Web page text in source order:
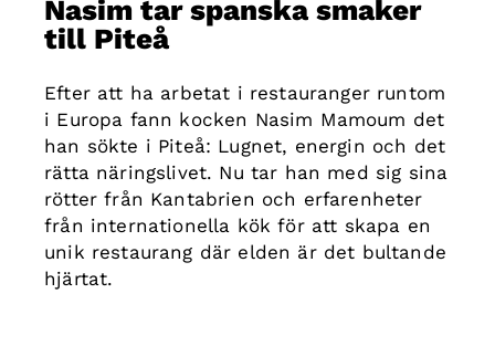
Nasim tar spanska smaker
till Piteå
Efter att ha arbetat i restauranger runtom
i Europa fann kocken Nasim Mamoum det
han sökte i Piteå: Lugnet, energin och det
rätta näringslivet. Nu tar han med sig sina
rötter från Kantabrien och erfarenheter
från internationella kök för att skapa en
unik restaurang där elden är det bultande
hjärtat.